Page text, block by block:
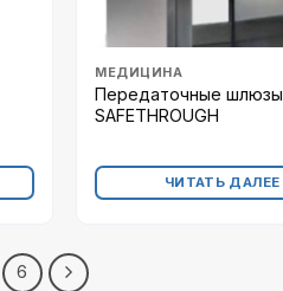
МЕДИЦИНА
Передаточные шлюзы
SAFETHROUGH
ЧИТАТЬ ДАЛЕЕ
6